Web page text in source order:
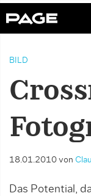
BILD
18.01.2010 von
Das Potential,